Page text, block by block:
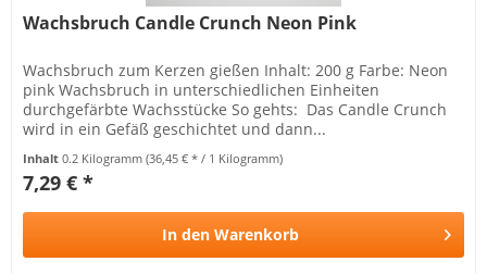
Wachsbruch Candle Crunch Neon Pink
Wachsbruch zum Kerzen gießen Inhalt: 200 g Farbe: Neon
pink Wachsbruch in unterschiedlichen Einheiten
durchgefärbte Wachsstücke So gehts: Das Candle Crunch
wird in ein Gefäß geschichtet und dann...
Inhalt0.2 Kilogramm(36,45 € * / 1 Kilogramm)
7,29 € *
In den Warenkorb